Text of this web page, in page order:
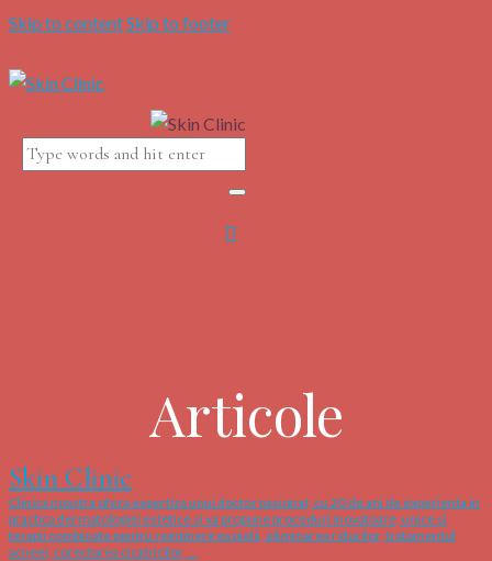
Skip to contentSkip to footer
Articole
Skin Clinic
Clinica noastra ofera expertiza unui doctor pasionat, cu 20 de ani de experienta in
practica dermatologiei estetice si va propune proceduri inovatoare, unice si
terapii combinate pentru reintinerirea pielii, eliminarea ridurilor, tratamentul
acneei, corectarea cicatricilor, …